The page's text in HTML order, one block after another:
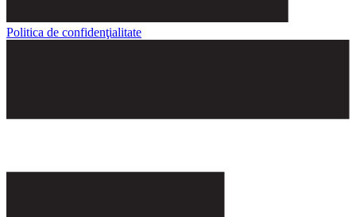
Politica de confidenţialitate